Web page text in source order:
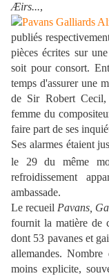
Æirs...,
publiés
pièces écrites sur
soit pour consort.
temps d'assurer une
de Sir Robert
femme du
faire part de ses
Ses alarmes étaient
le 29 du même
refroidissement
ambassade.
Le recueil Pavans,
fournit la matière de
dont 53 pavanes et
allemandes.
moins explicite,